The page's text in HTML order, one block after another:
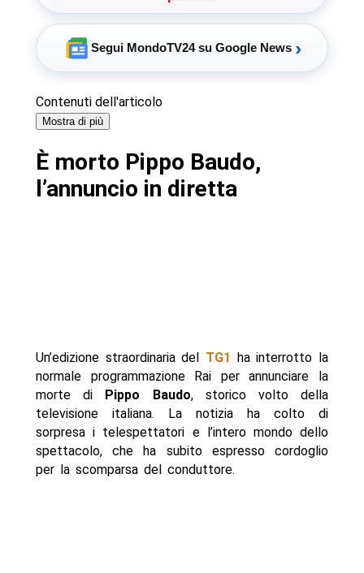
Segui MondoTV24 su Google News ›
Contenuti dell'articolo
Mostra di più
È morto Pippo Baudo,
l’annuncio in diretta
Un’edizione straordinaria del TG1 ha interrotto la
normale programmazione Rai per annunciare la
morte di Pippo Baudo, storico volto della
televisione italiana. La notizia ha colto di
sorpresa i telespettatori e l’intero mondo dello
spettacolo, che ha subito espresso cordoglio
per la scomparsa del conduttore.